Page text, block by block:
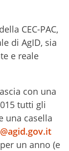
CEC-PAC,
di AgID, sia
e reale
con una
tutti gli
una casella
un anno (e